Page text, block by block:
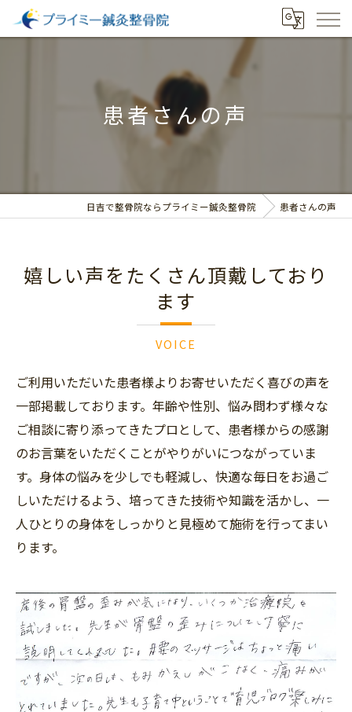
患者さんの声
日吉で整骨院ならプライミー鍼灸整骨院 患者さんの声
嬉しい声をたくさん頂戴しており
ます
VOICE
ご利用いただいた患者様よりお寄せいただく喜びの声を
一部掲載しております。年齢や性別、悩み問わず様々な
ご相談に寄り添ってきたプロとして、患者様からの感謝
のお言葉をいただくことがやりがいにつながっていま
す。身体の悩みを少しでも軽減し、快適な毎日をお過ご
しいただけるよう、培ってきた技術や知識を活かし、一
人ひとりの身体をしっかりと見極めて施術を行ってまい
ります。